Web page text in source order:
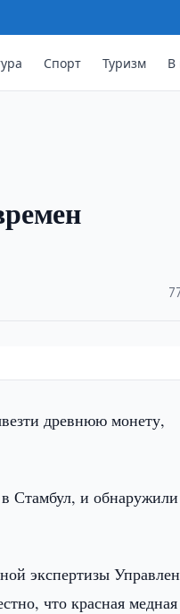
Спорт Туризм В
древнюю монету,
Стамбул, и обнаружили
экспертизы
что красная медная